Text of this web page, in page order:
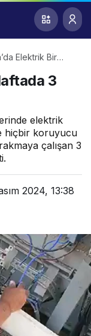
Elektrik Bir
3
elektrik
hiçbir koruyucu
çalışan 3
2024, 13:38
0